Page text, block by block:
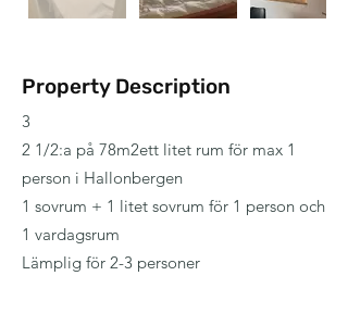
Property Description
3
2 1/2:a på 78m2ett litet rum för max 1
person i Hallonbergen
1 sovrum + 1 litet sovrum för 1 person och
1 vardagsrum
Lämplig för 2-3 personer